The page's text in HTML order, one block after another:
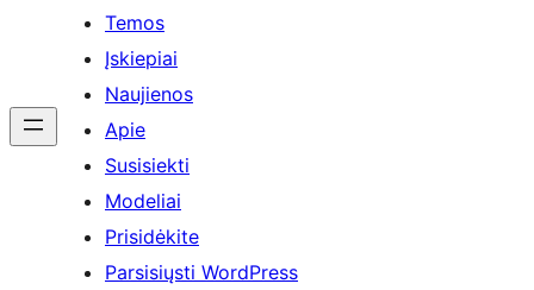
Temos
Įskiepiai
Naujienos
Apie
Susisiekti
Modeliai
Prisidėkite
Parsisiųsti WordPress